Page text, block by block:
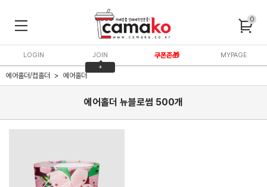
0
LOGIN
JOIN
+
쿠폰존🎁 MYPAGE
에어홀더/컵홀더 에어홀더
에어홀더 뉴블로썸 500개